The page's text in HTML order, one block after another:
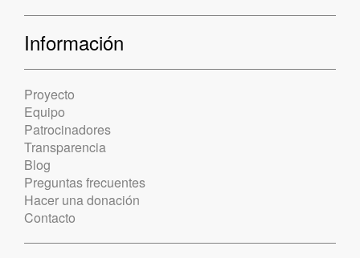
Información
Proyecto
Equipo
Patrocinadores
Transparencia
Blog
Preguntas frecuentes
Hacer una donación
Contacto